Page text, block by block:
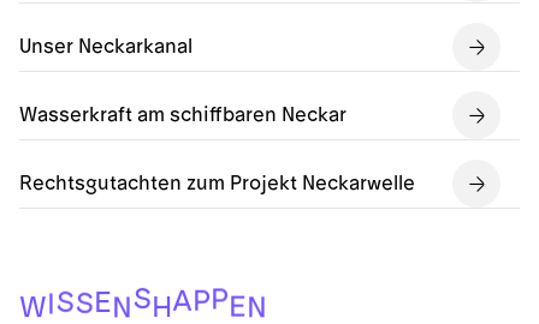
Unser Neckarkanal
Wasserkraft am schiffbaren Neckar
Rechtsgutachten zum Projekt Neckarwelle
W SS ENS H APPEN